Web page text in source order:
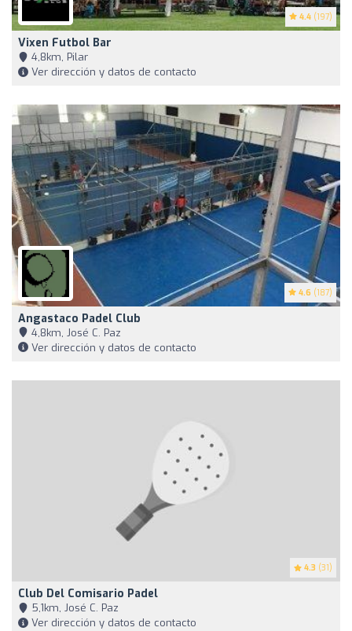
4.4 (197)
Vixen Futbol Bar
4,8km, Pilar
Ver dirección y datos de contacto
4.6 (187)
Angastaco Padel Club
4,8km, José C. Paz
Ver dirección y datos de contacto
4.3 (31)
Club Del Comisario Padel
5,1km, José C. Paz
Ver dirección y datos de contacto